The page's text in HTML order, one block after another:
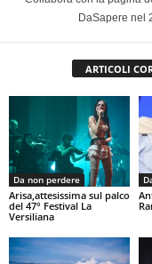
DaSapere nel
ARTICOLI
Da non perdere
Arisa,attesissima sul palco
del 47° Festival La
Versiliana